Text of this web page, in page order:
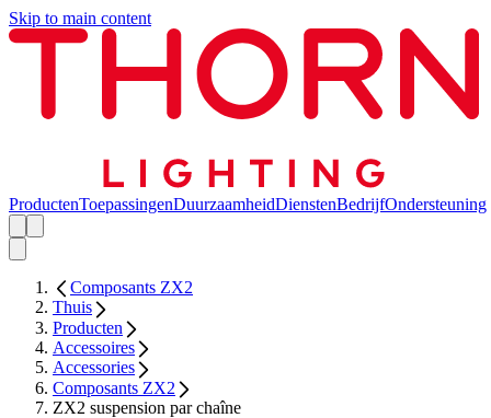
Skip to main content
ProductenToepassingenDuurzaamheidDienstenBedrijfOndersteuning
Composants ZX2
Thuis
Producten
Accessoires
Accessories
Composants ZX2
ZX2 suspension par chaîne